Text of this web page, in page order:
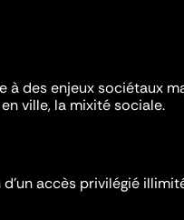
des enjeux sociétaux
ville, la mixité sociale.
accès privilégié